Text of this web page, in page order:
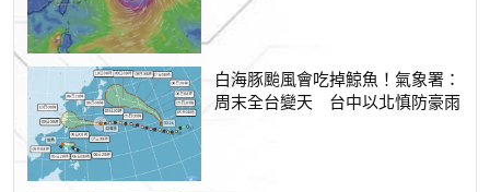
白海豚颱風會吃掉鯨魚！氣象署：
周末全台變天 台中以北慎防豪雨